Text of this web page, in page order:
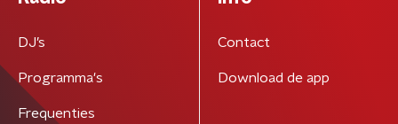
DJ’s
Programma's
Frequenties
Contact
Download de app